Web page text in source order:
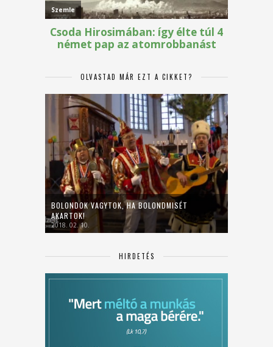
OLVASTAD MÁR EZT A CIKKET?
BOLONDOK VAGYTOK, HA BOLONDMISÉT
AKARTOK!
2018. 02. 10.
HIRDETÉS